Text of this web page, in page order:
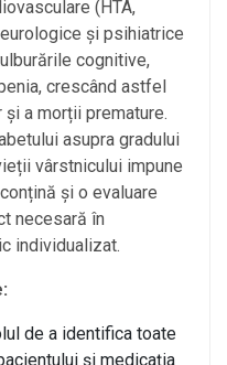
(HTA,
și psihiatrice
cognitive,
crescând astfel
a morții premature.
asupra gradului
vârstnicului impune
și o evaluare
necesară în
individualizat.
de a identifica toate
și medicația